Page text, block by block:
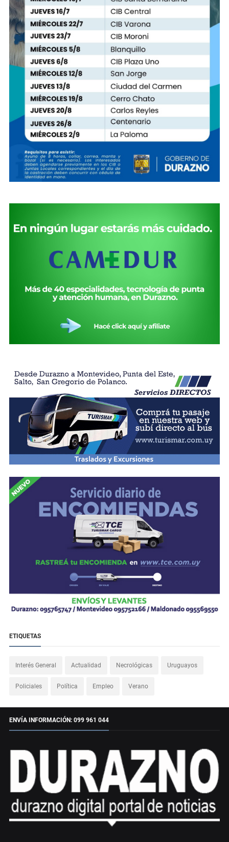
ETIQUETAS
Interés General Actualidad Necrológicas Uruguayos
Policiales Política Empleo Verano
ENVÍA INFORMACIÓN: 099 961 044